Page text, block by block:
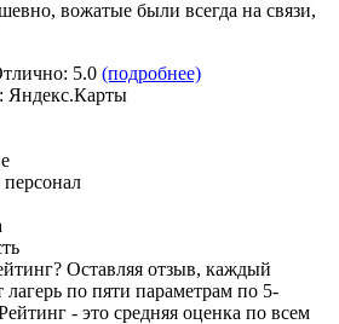
вожатые были всегда на связи,
5.0 (подробнее)
Яндекс.Карты
Оставляя отзыв, каждый
лагерь по пяти параметрам по 5-
- это средняя оценка по всем